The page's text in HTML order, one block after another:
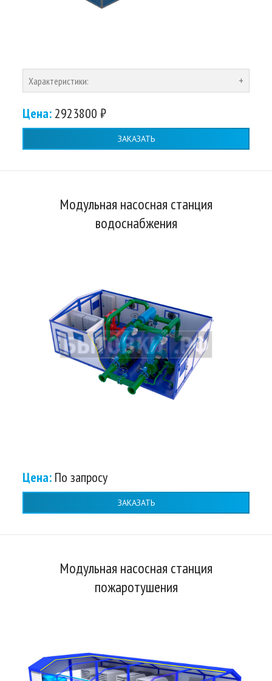
Характеристики:
Цена:2923800 ₽
ЗАКАЗАТЬ
Модульная насосная станция
водоснабжения
Цена: По запросу
ЗАКАЗАТЬ
Модульная насосная станция
пожаротушения